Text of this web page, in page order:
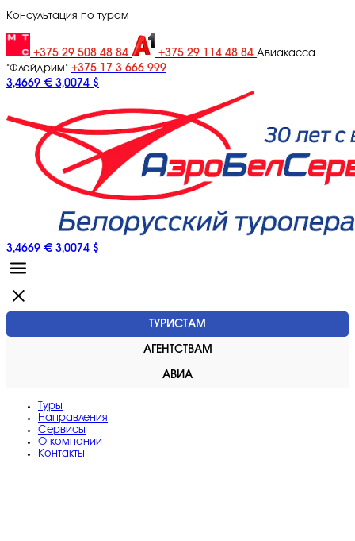
Консультация по турам
+375 29 508 48 84 +375 29 114 48 84 Авиакасса
"Флайдрим" +375 17 3 666 999
3,4669 € 3,0074 $
3,4669 € 3,0074 $
ТУРИСТАМ
АГЕНТСТВАМ
АВИА
Туры
Направления
Сервисы
O компании
Контакты